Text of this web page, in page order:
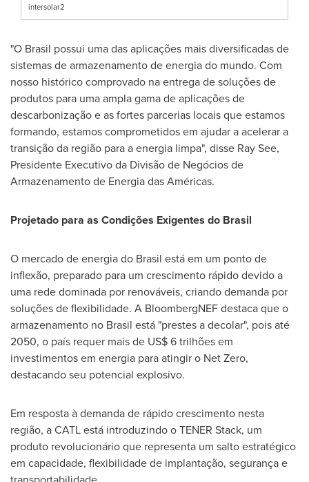
intersolar2
"O Brasil possui uma das aplicações mais diversificadas de
sistemas de armazenamento de energia do mundo. Com
nosso histórico comprovado na entrega de soluções de
produtos para uma ampla gama de aplicações de
descarbonização e as fortes parcerias locais que estamos
formando, estamos comprometidos em ajudar a acelerar a
transição da região para a energia limpa", disse Ray See,
Presidente Executivo da Divisão de Negócios de
Armazenamento de Energia das Américas.
Projetado para as Condições Exigentes do Brasil
O mercado de energia do Brasil está em um ponto de
inflexão, preparado para um crescimento rápido devido a
uma rede dominada por renováveis, criando demanda por
soluções de flexibilidade. A BloombergNEF destaca que o
armazenamento no Brasil está "prestes a decolar", pois até
2050, o país requer mais de US$ 6trilhões em
investimentos em energia para atingir o Net Zero,
destacando seu potencial explosivo.
Em resposta à demanda de rápido crescimento nesta
região, a CATL está introduzindo o TENER Stack, um
produto revolucionário que representa um salto estratégico
em capacidade, flexibilidade de implantação, segurança e